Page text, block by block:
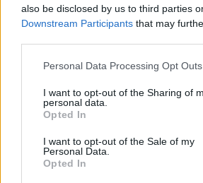
also be disclosed by us to third parties
Downstream Participants that may
Personal Data Processing Opt Outs
I want to opt-out of the Sharing of
personal data.
Opted In
I want to opt-out of the Sale of my
Personal Data.
Opted In